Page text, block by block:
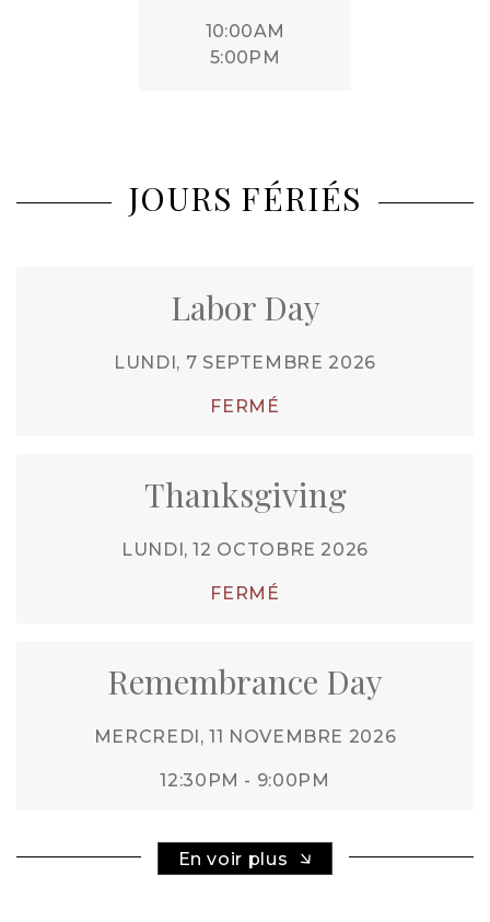
10:00AM
5:00PM
JOURS FÉRIÉS
Labor Day
LUNDI, 7 SEPTEMBRE 2026
FERMÉ
Thanksgiving
LUNDI, 12 OCTOBRE 2026
FERMÉ
Remembrance Day
MERCREDI, 11 NOVEMBRE 2026
12:30PM - 9:00PM
En voir plus